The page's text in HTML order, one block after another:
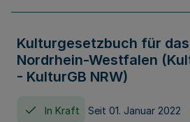
Kulturgesetzbuch für
Nordrhein-Westfalen
- KulturGB NRW)
In Kraft Seit 01. Januar 2022